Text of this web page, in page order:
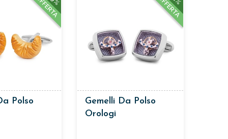
OFFERTA
Polso
OFFERTA
Gemelli Da Polso
Orologi